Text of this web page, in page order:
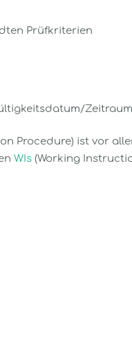
Prüfkriterien
Procedure) ist vor
WIs(Working